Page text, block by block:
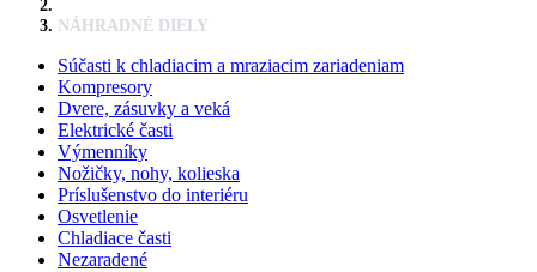
NÁHRADNÉ DIELY
Súčasti k chladiacim a mraziacim zariadeniam
Kompresory
Dvere, zásuvky a veká
Elektrické časti
Výmenníky
Nožičky, nohy, kolieska
Príslušenstvo do interiéru
Osvetlenie
Chladiace časti
Nezaradené